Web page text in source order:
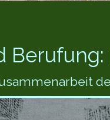
Berufung: